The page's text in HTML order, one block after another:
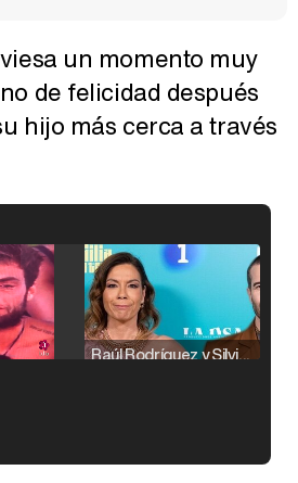
un momento muy
de felicidad después
hijo más cerca a través
Raúl Rodríguez y Silvia Taulés nos cuentan su papel en 'La familia de la tele'